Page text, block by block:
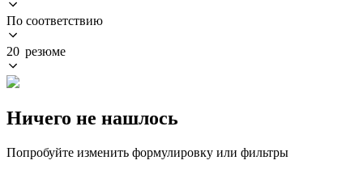
По соответствию
20 резюме
Ничего не нашлось
Попробуйте изменить формулировку или фильтры